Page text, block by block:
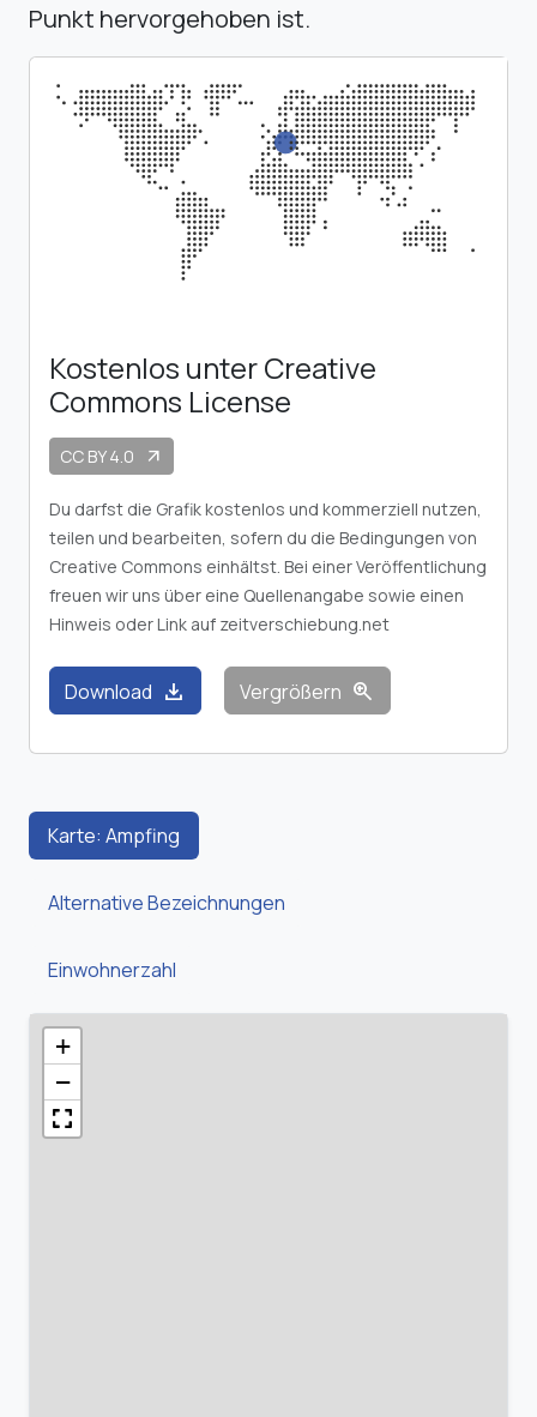
Punkt hervorgehoben ist.
Kostenlos unter Creative
Commons License
CC BY 4.0 arrow_outward
Du darfst die Grafik kostenlos und kommerziell nutzen,
teilen und bearbeiten, sofern du die Bedingungen von
Creative Commons einhältst. Bei einer Veröffentlichung
freuen wir uns über eine Quellenangabe sowie einen
Hinweis oder Link auf zeitverschiebung.net
Download download Vergrößern zoom_in
Karte: Ampfing
Alternative Bezeichnungen
Einwohnerzahl
+
−